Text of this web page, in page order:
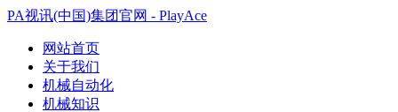
PA视讯(中国)集团官网 - PlayAce
网站首页
关于我们
机械自动化
机械知识